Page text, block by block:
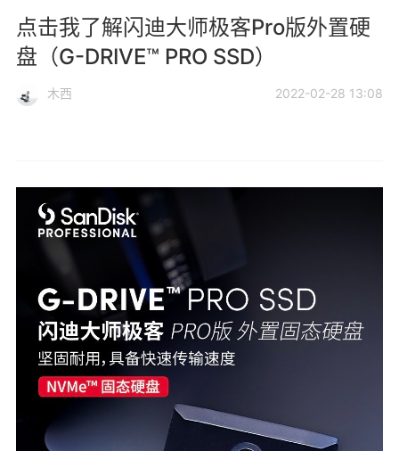
点击我了解闪迪大师极客Pro版外置硬
盘（G-DRIVE™ PRO SSD）
木西 2022-02-28 13:08